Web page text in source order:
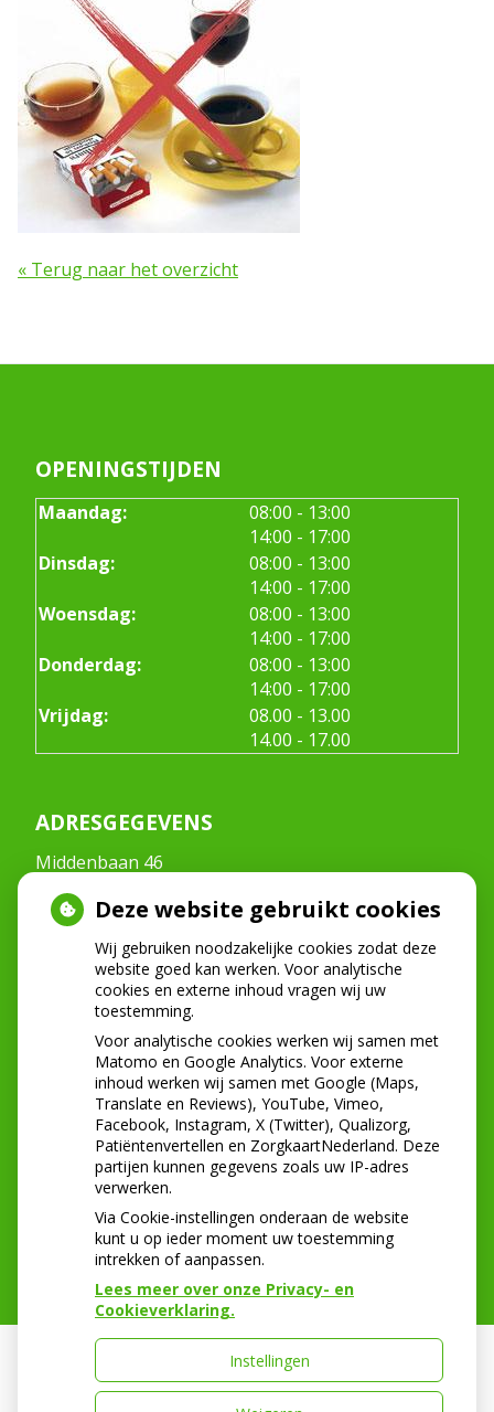
« Terug naar het overzicht
OPENINGSTIJDEN
Maandag: 08:00 tot
- 13:00
14:00 tot
- 17:00
Dinsdag:
08:00 tot
- 13:00
14:00 tot
- 17:00
Woensdag:
08:00 tot
- 13:00
14:00 tot
- 17:00
Donderdag:
08:00 tot
- 13:00
14:00 tot
- 17:00
Vrijdag:
08.00 tot
- 13.00
14.00 tot
- 17.00
ADRESGEGEVENS
Middenbaan 46
Tel:0180-222268
info@mondzorgmiddenbaan.nl
NIEUWS
Let op: valse Infomedics-mails over
openstaande rekening
Tanden bleken? Laat het veilig doen!
Gezond tandvlees: de basis voor een gezonde
mond
Naar de tandarts in het buitenland? Wees op je
hoede!
Uw Zorg Online|Beheer
Deze website gebruikt cookies
Wij gebruiken noodzakelijke cookies zodat deze
website goed kan werken. Voor analytische
cookies en externe inhoud vragen wij uw
toestemming.
Voor analytische cookies werken wij samen met
Matomo en Google Analytics. Voor externe
inhoud werken wij samen met Google (Maps,
Translate en Reviews), YouTube, Vimeo,
Facebook, Instagram, X (Twitter), Qualizorg,
Patiëntenvertellen en ZorgkaartNederland. Deze
partijen kunnen gegevens zoals uw IP-adres
verwerken.
Via Cookie-instellingen onderaan de website
kunt u op ieder moment uw toestemming
intrekken of aanpassen.
Lees meer over onze Privacy- en
Cookieverklaring.
Instellingen